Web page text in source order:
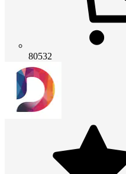
80532